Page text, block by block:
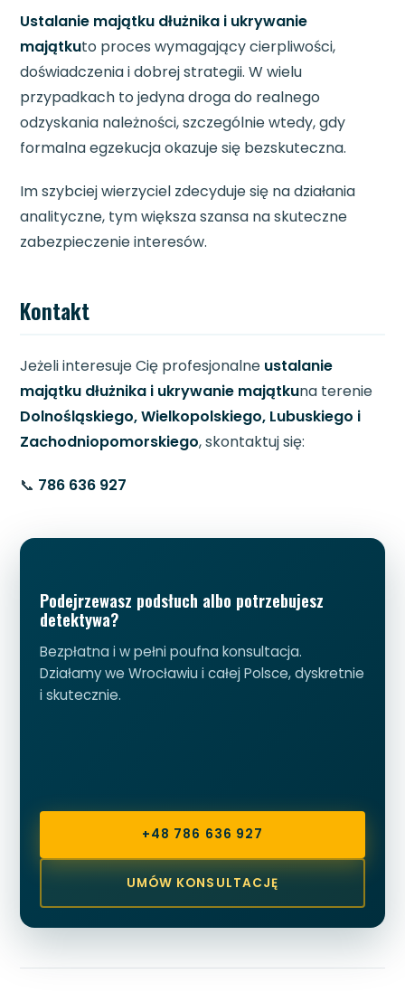
Ustalanie majątku dłużnika i ukrywanie
majątkuto proces wymagający cierpliwości,
doświadczenia i dobrej strategii. W wielu
przypadkach to jedyna droga do realnego
odzyskania należności, szczególnie wtedy, gdy
formalna egzekucja okazuje się bezskuteczna.
Im szybciej wierzyciel zdecyduje się na działania
analityczne, tym większa szansa na skuteczne
zabezpieczenie interesów.
Kontakt
Jeżeli interesuje Cię profesjonalne ustalanie
majątku dłużnika i ukrywanie majątkuna terenie
Dolnośląskiego, Wielkopolskiego, Lubuskiego i
Zachodniopomorskiego, skontaktuj się:
📞 786 636 927
Podejrzewasz podsłuch albo potrzebujesz
detektywa?
Bezpłatna i w pełni poufna konsultacja.
Działamy we Wrocławiu i całej Polsce, dyskretnie
i skutecznie.
+48 786 636 927
UMÓW KONSULTACJĘ